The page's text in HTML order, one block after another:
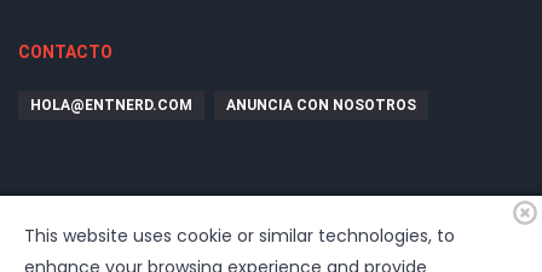
CONTACTO
HOLA@ENTNERD.COM ANUNCIA CON NOSOTROS
This website uses cookie or similar technologies, to
enhance your browsing experience and provide